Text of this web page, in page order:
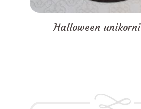
Halloween